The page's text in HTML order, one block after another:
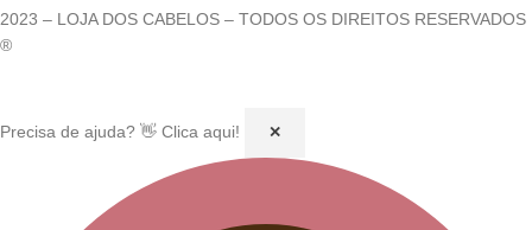
2023 – LOJA DOS CABELOS – TODOS OS DIREITOS RESERVADOS
®
Precisa de ajuda? 👋 Clica aqui! ✕